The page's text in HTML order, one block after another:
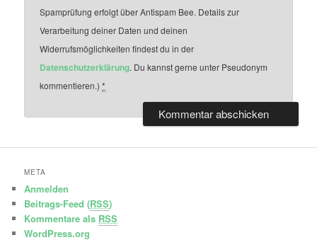
Spamprüfung erfolgt über Antispam Bee. Details zur
Verarbeitung deiner Daten und deinen
Widerrufsmöglichkeiten findest du in der
Datenschutzerklärung. Du kannst gerne unter Pseudonym
kommentieren.)*
META
Anmelden
Beitrags-Feed (RSS)
Kommentare als RSS
WordPress.org